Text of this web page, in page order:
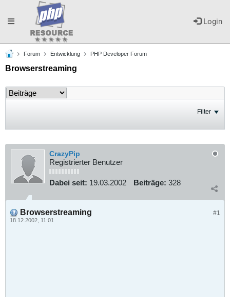
Login
Toggle
navigation
Forum Entwicklung PHP Developer Forum
Browserstreaming
Filter
CrazyPip
Registrierter Benutzer
Dabei seit: 19.03.2002 Beiträge: 328
#1
Browserstreaming
18.12.2002, 11:01